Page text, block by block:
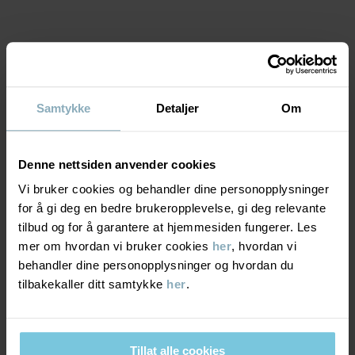
Samtykke Detaljer Om
Denne nettsiden anvender cookies
Vi bruker cookies og behandler dine personopplysninger
for å gi deg en bedre brukeropplevelse, gi deg relevante
tilbud og for å garantere at hjemmesiden fungerer. Les
mer om hvordan vi bruker cookies her, hvordan vi
behandler dine personopplysninger og hvordan du
tilbakekaller ditt samtykke her.
Tillat alle cookies
Produksjonsland
MTK ŞUBE - TYH ULUSLARARASI TEKSTİL
MATERIALE & PLEIERÅD
Materiale
95% Cotton Organic
5% Elastane
Pleieråd
VASK
40 °C maskinvask varm
BÆREKRAFT
LEVERING OG RETUR
Levering & retur
Levering
kassen vises de tilgjengelige leveringsalternativene på bakgrunn
DU KAN OGSÅ VÆRE INTERESSERT I DETTE